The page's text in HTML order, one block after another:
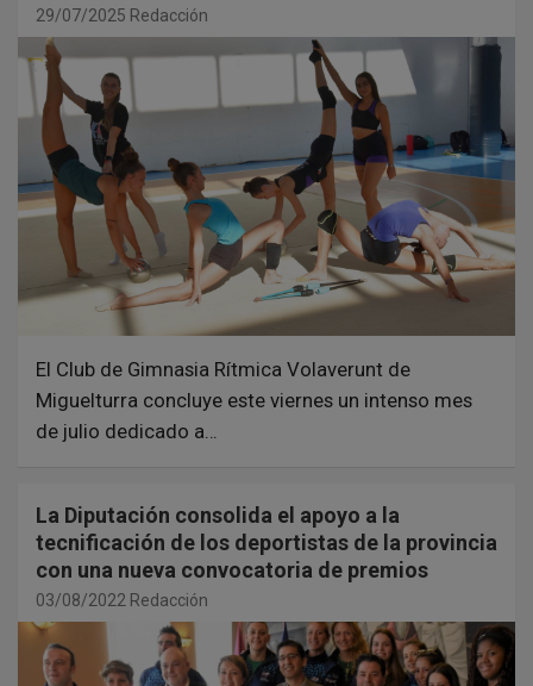
29/07/2025 Redacción
El Club de Gimnasia Rítmica Volaverunt de
Miguelturra concluye este viernes un intenso mes
de julio dedicado a…
La Diputación consolida el apoyo a la
tecnificación de los deportistas de la provincia
con una nueva convocatoria de premios
03/08/2022 Redacción